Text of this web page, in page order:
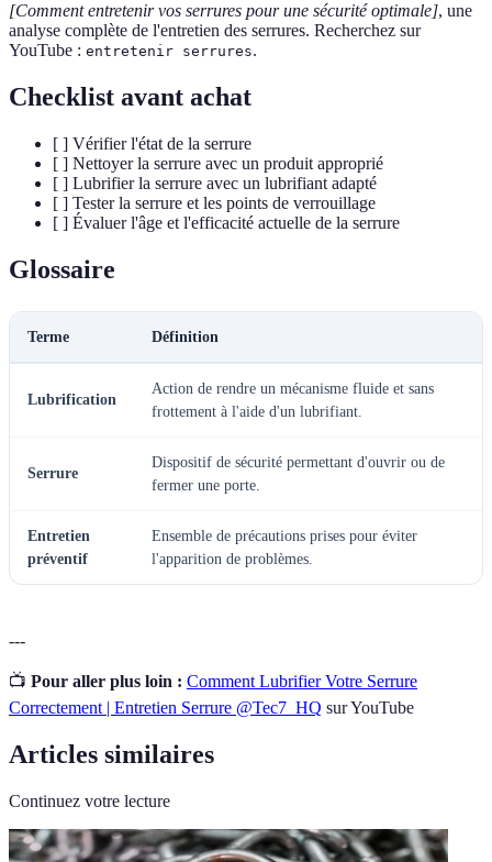
[Comment entretenir vos serrures pour une sécurité optimale], une
analyse complète de l'entretien des serrures. Recherchez sur
YouTube : entretenir serrures.
Checklist avant achat
[ ] Vérifier l'état de la serrure
[ ] Nettoyer la serrure avec un produit approprié
[ ] Lubrifier la serrure avec un lubrifiant adapté
[ ] Tester la serrure et les points de verrouillage
[ ] Évaluer l'âge et l'efficacité actuelle de la serrure
Glossaire
Terme Définition
Lubrification
Action de rendre un mécanisme fluide et sans
frottement à l'aide d'un lubrifiant.
Serrure
Dispositif de sécurité permettant d'ouvrir ou de
fermer une porte.
Entretien
préventif
Ensemble de précautions prises pour éviter
l'apparition de problèmes.
---
📺 Pour aller plus loin : Comment Lubrifier Votre Serrure
Correctement | Entretien Serrure @Tec7_HQ sur YouTube
Articles similaires
Continuez votre lecture